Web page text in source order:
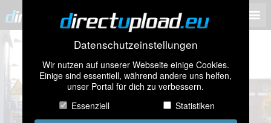
Datenschutzeinstellungen
Wir nutzen auf unserer Webseite einige Cookies.
Einige sind essentiell, während andere uns helfen,
unser Portal für dich zu verbessern.
Essenziell
Statistiken